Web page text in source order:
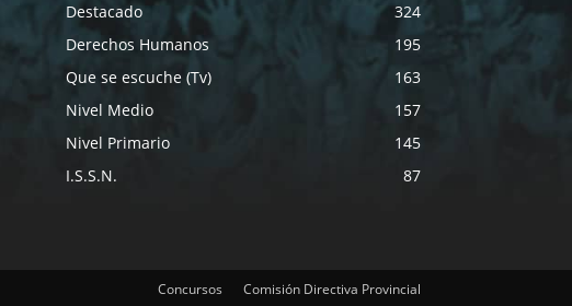
Destacado
324
Derechos Humanos
195
Que se escuche (Tv)
163
Nivel Medio
157
Nivel Primario
145
I.S.S.N.
87
Concursos Comisión Directiva Provincial